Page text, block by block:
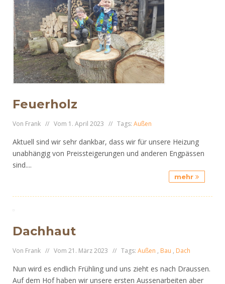
Feuerholz
Von Frank // Vom 1. April 2023 // Tags: Außen
Aktuell sind wir sehr dankbar, dass wir für unsere Heizung
unabhängig von Preissteigerungen und anderen Engpässen
sind....
mehr
Dachhaut
Von Frank // Vom 21. März 2023 // Tags: Außen , Bau , Dach
Nun wird es endlich Frühling und uns zieht es nach Draussen.
Auf dem Hof haben wir unsere ersten Aussenarbeiten aber